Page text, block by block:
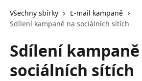
Všechny sbírky
E-mail kampaně
Sdílení kampaně na sociálních sítích
Sdílení
sociálních sítích